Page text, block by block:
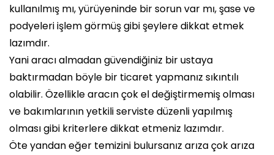
kullanılmış mı, yürüyeninde bir sorun var mı, şase ve
podyeleri işlem görmüş gibi şeylere dikkat etmek
lazımdır.
Yani aracı almadan güvendiğiniz bir ustaya
baktırmadan böyle bir ticaret yapmanız sıkıntılı
olabilir. Özellikle aracın çok el değiştirmemiş olması
ve bakımlarının yetkili serviste düzenli yapılmış
olması gibi kriterlere dikkat etmeniz lazımdır.
Öte yandan eğer temizini bulursanız arıza çok arıza